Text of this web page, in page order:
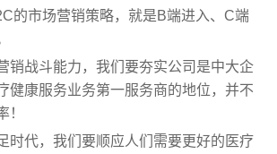
的市场营销策略，就是B端进入、C端
销战斗能力，我们要夯实公司是中大企
健康服务业务第一服务商的地位，并不
！
时代，我们要顺应人们需要更好的医疗